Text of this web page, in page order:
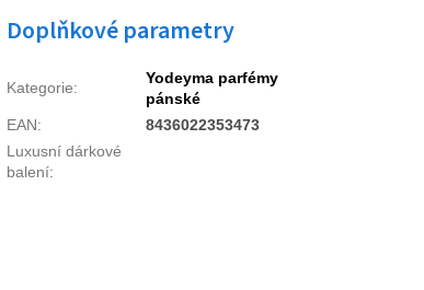
Doplňkové parametry
Kategorie:
Yodeyma parfémy
pánské
EAN:
8436022353473
Luxusní dárkové
balení: